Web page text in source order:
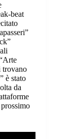
beat
trovano
è stato
da